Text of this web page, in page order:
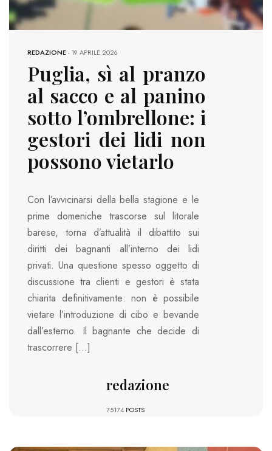
REDAZIONE-19 APRILE 2026
Puglia, sì al pranzo
al sacco e al panino
sotto l’ombrellone: i
gestori dei lidi non
possono vietarlo
Con l’avvicinarsi della bella stagione e le
prime domeniche trascorse sul litorale
barese, torna d’attualità il dibattito sui
diritti dei bagnanti all’interno dei lidi
privati. Una questione spesso oggetto di
discussione tra clienti e gestori è stata
chiarita definitivamente: non è possibile
vietare l’introduzione di cibo e bevande
dall’esterno. Il bagnante che decide di
trascorrere […]
redazione
75174 POSTS